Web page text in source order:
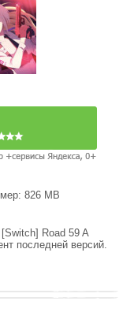
826 MB
Road 59 A
последней версий.